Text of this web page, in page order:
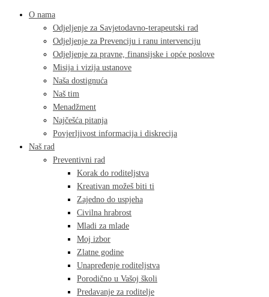
O nama
Odjeljenje za Savjetodavno-terapeutski rad
Odjeljenje za Prevenciju i ranu intervenciju
Odjeljenje za pravne, finansijske i opće poslove
Misija i vizija ustanove
Naša dostignuća
Naš tim
Menadžment
Najčešća pitanja
Povjerljivost informacija i diskrecija
Naš rad
Preventivni rad
Korak do roditeljstva
Kreativan možeš biti ti
Zajedno do uspjeha
Civilna hrabrost
Mladi za mlade
Moj izbor
Zlatne godine
Unapređenje roditeljstva
Porodično u Vašoj školi
Predavanje za roditelje